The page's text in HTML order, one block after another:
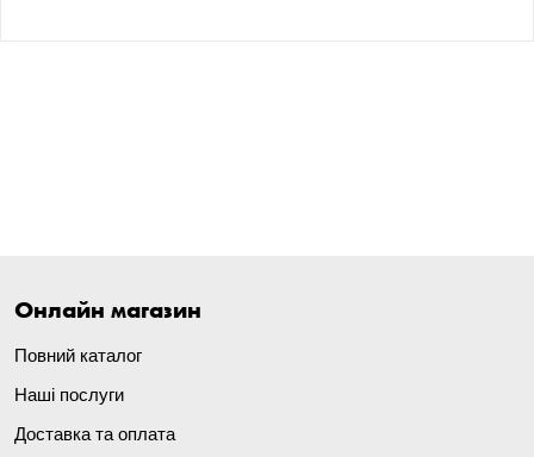
Онлайн магазин
Повний каталог
Наші послуги
Доставка та оплата